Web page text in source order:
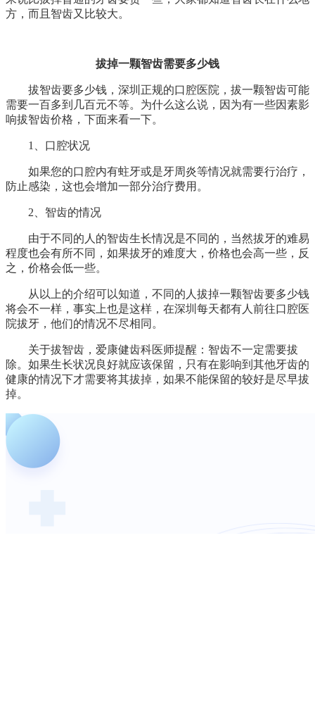
方，而且智齿又比较大。
拔掉一颗智齿需要多少钱
拔智齿要多少钱，深圳正规的口腔医院，拔一颗智齿可能
需要一百多到几百元不等。为什么这么说，因为有一些因素影
响拔智齿价格，下面来看一下。
1、口腔状况
如果您的口腔内有蛀牙或是牙周炎等情况就需要行治疗，
防止感染，这也会增加一部分治疗费用。
2、智齿的情况
由于不同的人的智齿生长情况是不同的，当然拔牙的难易
程度也会有所不同，如果拔牙的难度大，价格也会高一些，反
之，价格会低一些。
从以上的介绍可以知道，不同的人拔掉一颗智齿要多少钱
将会不一样，事实上也是这样，在深圳每天都有人前往口腔医
院拔牙，他们的情况不尽相同。
关于拔智齿，爱康健齿科医师提醒：智齿不一定需要拔
除。如果生长状况良好就应该保留，只有在影响到其他牙齿的
健康的情况下才需要将其拔掉，如果不能保留的较好是尽早拔
掉。